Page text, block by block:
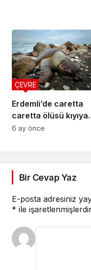
Erdemli’de caretta
caretta ölüsü kıyıya
vurdu: Uzmanlar
ÇEVRE
6 ay önce
Bir Cevap Yaz
E-posta adresiniz
* ile